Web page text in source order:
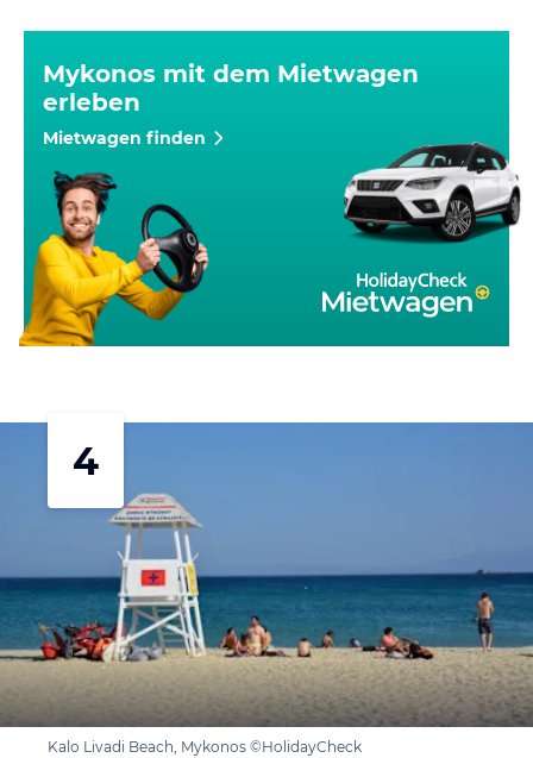
Mykonos mit dem Mietwagen
erleben
Mietwagen finden
4
Kalo Livadi Beach, Mykonos ©HolidayCheck